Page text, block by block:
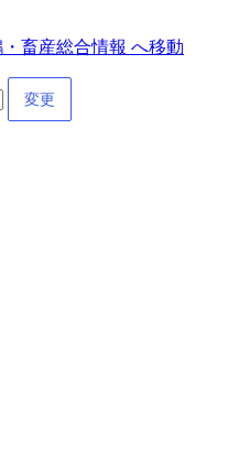
畜産総合情報 へ移動